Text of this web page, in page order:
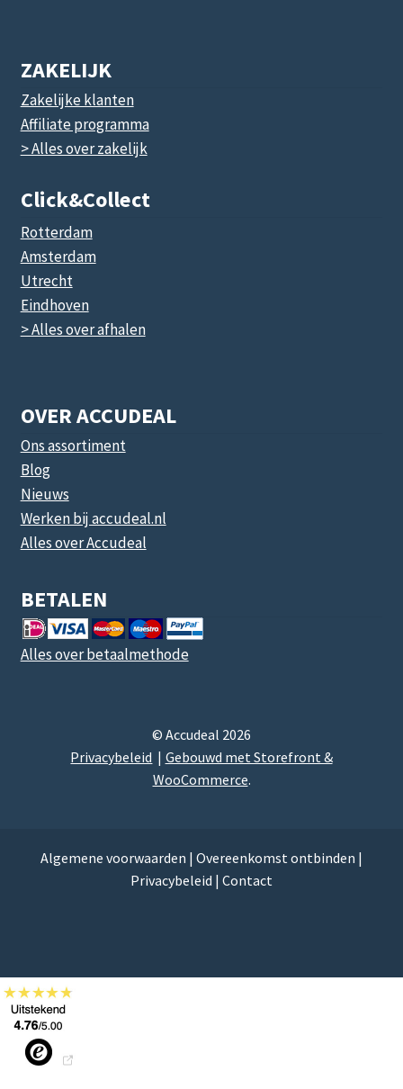
ZAKELIJK
Zakelijke klanten
Affiliate programma
> Alles over zakelijk
Click&collect
Rotterdam
Amsterdam
Utrecht
Eindhoven
> Alles over afhalen
OVER ACCUDEAL
Ons assortiment
Blog
Nieuws
Werken bij accudeal.nl
Alles over Accudeal
BETALEN
Alles over betaalmethode
© Accudeal 2026
Privacybeleid
Gebouwd met Storefront &
WooCommerce.
Algemene voorwaarden | Overeenkomst ontbinden |
Privacybeleid | Contact